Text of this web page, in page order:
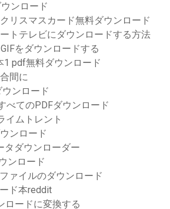
ンロード
リスマスカード無料ダウンロード
トテレビにダウンロードする方法
をダウンロードする
1 pdf無料ダウンロード
間に
ンロード
べてのPDFダウンロード
イムトレント
ンロード
タダウンローダー
ンロード
ァイルのダウンロード
ド本reddit
ロードに変換する